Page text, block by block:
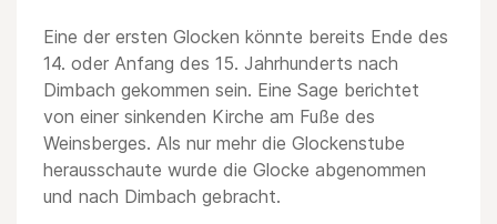
Eine der ersten Glocken könnte bereits Ende des
14. oder Anfang des 15. Jahrhunderts nach
Dimbach gekommen sein. Eine Sage berichtet
von einer sinkenden Kirche am Fuße des
Weinsberges. Als nur mehr die Glockenstube
herausschaute wurde die Glocke abgenommen
und nach Dimbach gebracht.